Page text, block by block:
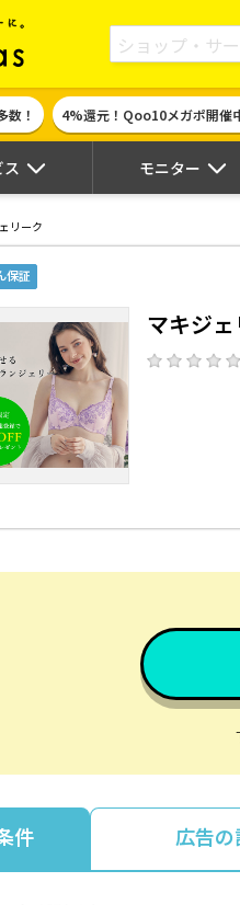
ポイント貯めて現金やギフト券に
数！ 4%還元！Qoo10メガポ開催
ス モニター
リーク
保証
マキジェ
件 広告の